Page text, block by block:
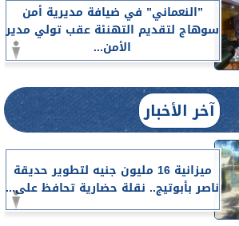
”النعماني” في ضيافة مديرية أمن
سوهاج لتقديم التهنئة عقب تولي مدير
الأمن...
آخر الأخبار
ميزانية 16 مليون جنيه لتطوير حديقة
ناصر بأبوتيج.. نقلة حضارية تحافظ على...